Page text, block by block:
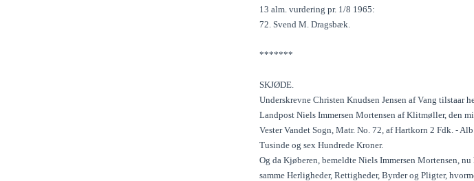
13 alm. vurdering pr. 1/8 1965:
72. Svend M. Dragsbæk.
*******
SKJØDE.
Underskrevne Christen Knudsen Jensen af Vang tilstaar
Landpost Niels Immersen Mortensen af Klitmøller, den
Vester Vandet Sogn, Matr. No. 72, af Hartkorn 2 Fdk. -
Tusinde og sex Hundrede Kroner.
Og da Kjøberen, bemeldte Niels Immersen Mortensen,
samme Herligheder, Rettigheder, Byrder og Pligter,